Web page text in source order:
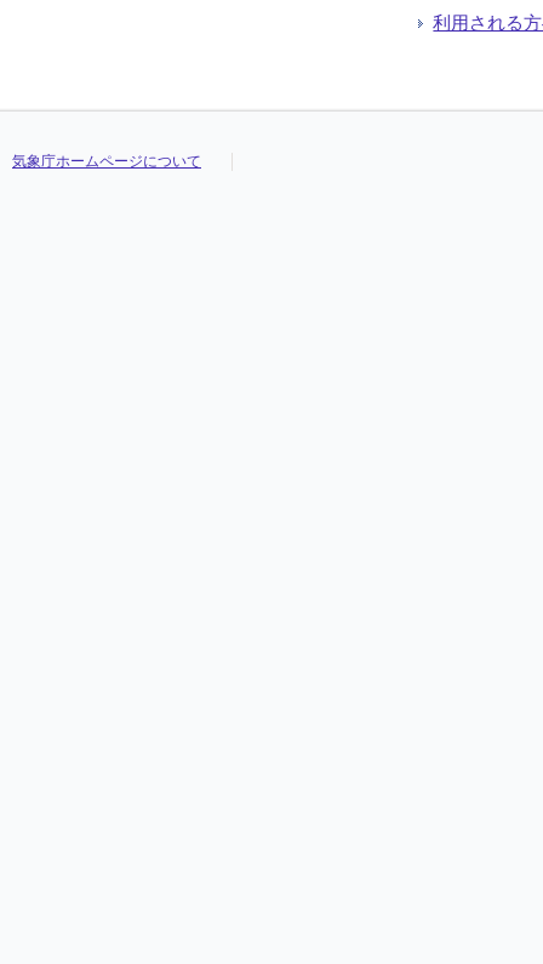
利用される
気象庁ホームページについて